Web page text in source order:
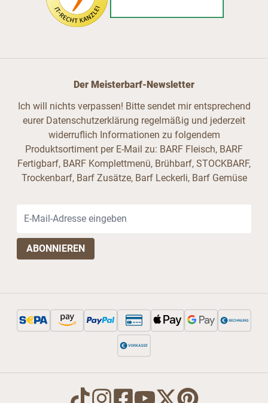
Der Meisterbarf-Newsletter
Ich will nichts verpassen! Bitte sendet mir entsprechend
eurer Datenschutzerklärung regelmäßig und jederzeit
widerruflich Informationen zu folgendem
Produktsortiment per E-Mail zu: BARF Fleisch, BARF
Fertigbarf, BARF Komplettmenü, Brühbarf, STOCKBARF,
Trockenbarf, Barf Zusätze, Barf Leckerli, Barf Gemüse